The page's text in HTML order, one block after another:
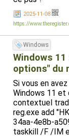
2025-11-08
https://
Windows
Windows
options" du
Si vous en
Windows 11 et
contextuel
reg.exe add
34aa-4e8b-
taskkill /F /IM